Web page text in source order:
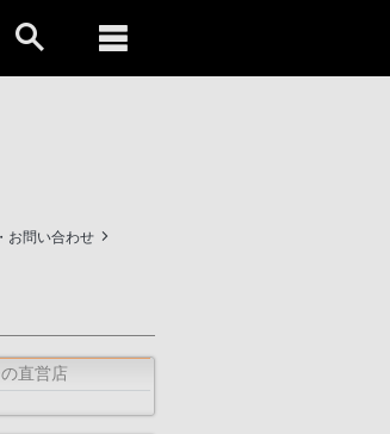
お問い合わせ
直営店